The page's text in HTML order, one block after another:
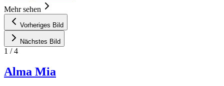
Mehr sehen
Vorheriges Bild
Nächstes Bild
1 /4
Alma Mia